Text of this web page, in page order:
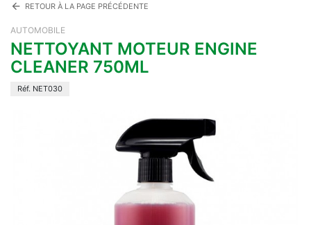
arrow_back RETOUR À LA PAGE PRÉCÉDENTE
AUTOMOBILE
NETTOYANT MOTEUR ENGINE
CLEANER 750ML
Réf. NET030